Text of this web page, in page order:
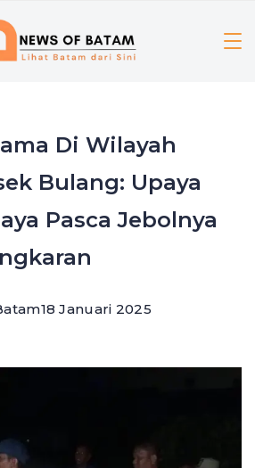
Di Wilayah
Bulang: Upaya
Pasca Jebolnya
18 Januari 2025